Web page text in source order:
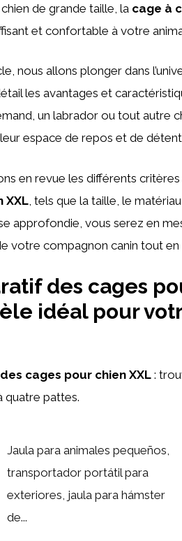
de grande taille, la cage à
et confortable à votre
nous allons plonger dans
les avantages et
un labrador ou tout autre
leur espace de repos et de
en revue les différents
XXL , tels que la taille, le
approfondie, vous serez en
votre compagnon canin tout
des cages
idéal pour
cages pour chien XXL:
quatre pattes.
Jaula para animales pequeños,
transportador portátil para
exteriores, jaula para hámster
de...